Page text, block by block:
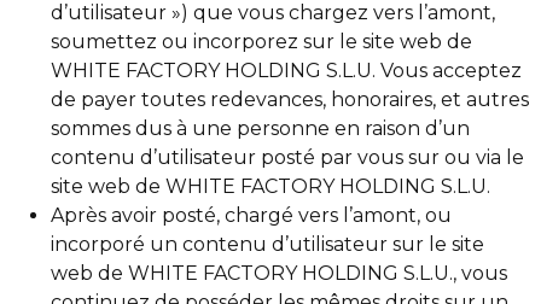
d’utilisateur ») que vous chargez vers l’amont,
soumettez ou incorporez sur le site web de
WHITE FACTORY HOLDING S.L.U. Vous acceptez
de payer toutes redevances, honoraires, et autres
sommes dus à une personne en raison d’un
contenu d’utilisateur posté par vous sur ou via le
site web de WHITE FACTORY HOLDING S.L.U.
Après avoir posté, chargé vers l’amont, ou
incorporé un contenu d’utilisateur sur le site
web de WHITE FACTORY HOLDING S.L.U., vous